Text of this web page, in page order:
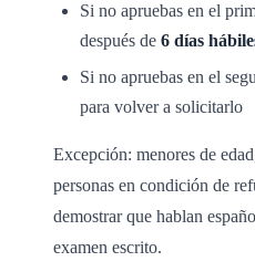
Si no apruebas en el
después de 6 días
Si no apruebas en el
para volver a solicitarlo
Excepción: menores de
personas en condición de
demostrar que hablan
examen escrito.